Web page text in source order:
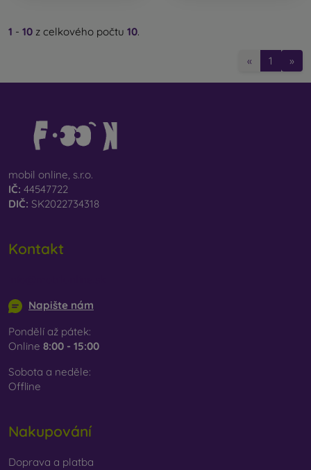
1 - 10 z celkového počtu 10.
« 1 »
mobil online, s.r.o.
IČ: 44547722
DIČ: SK2022734318
Kontakt
Napište nám
Pondělí až pátek:
Online 8:00 - 15:00
Sobota a neděle:
Offline
Nakupování
Doprava a platba